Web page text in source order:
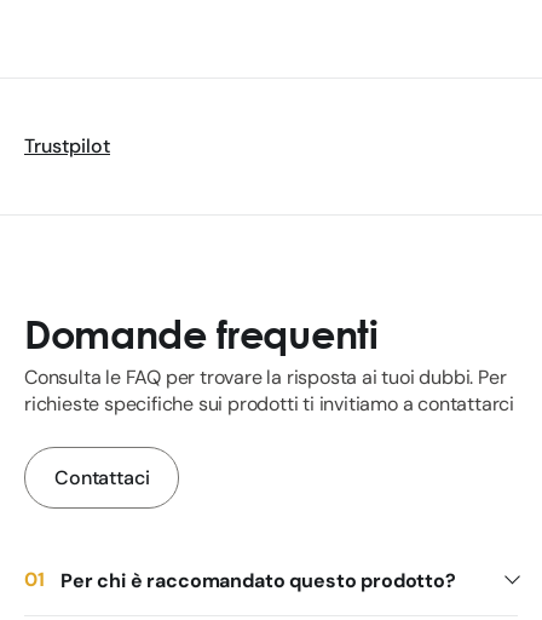
Trustpilot
Domande frequenti
Consulta le FAQ per trovare la risposta ai tuoi dubbi. Per
richieste specifiche sui prodotti ti invitiamo a contattarci
Contattaci
Per chi è raccomandato questo prodotto?